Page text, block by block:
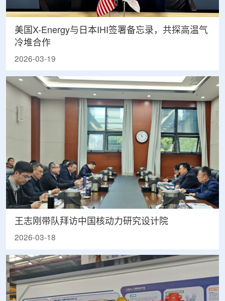
美国X-Energy与日本IHI签署备忘录，共探高温气
冷堆合作
2026-03-19
王志刚带队拜访中国核动力研究设计院
2026-03-18